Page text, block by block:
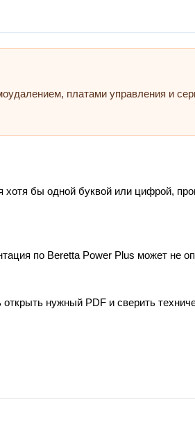
платами управления и
бы одной буквой или цифрой,
по Beretta Power Plus может не
нужный PDF и сверить